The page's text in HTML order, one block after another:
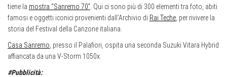
tiene la mostra “Sanremo 70” . Qui ci sono più di 300 elementi tra foto, abiti
famosi e oggetti iconici provenienti dall’Archivio di Rai Teche , per rivivere la
storia del Festival della Canzone italiana.
Casa Sanremo , presso il Palafiori, ospita una seconda Suzuki Vitara Hybrid
affiancata da una V-Storm 1050x.
#Pubblicità: